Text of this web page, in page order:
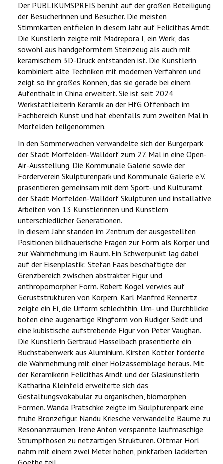
Der PUBLIKUMSPREIS beruht auf der großen Beteiligung
der Besucherinnen und Besucher. Die meisten
Stimmkarten entfielen in diesem Jahr auf Felicithas Arndt.
Die Künstlerin zeigte mit Madrepora I, ein Werk, das
sowohl aus handgeformtem Steinzeug als auch mit
keramischem 3D-Druck entstanden ist. Die Künstlerin
kombiniert alte Techniken mit modernen Verfahren und
zeigt so ihr großes Können, das sie gerade bei einem
Aufenthalt in China erweitert. Sie ist seit 2024
Werkstattleiterin Keramik an der HfG Offenbach im
Fachbereich Kunst und hat ebenfalls zum zweiten Mal in
Mörfelden teilgenommen.
In den Sommerwochen verwandelte sich der Bürgerpark
der Stadt Mörfelden-Walldorf zum 27. Mal in eine Open-
Air-Ausstellung. Die Kommunale Galerie sowie der
Förderverein Skulpturenpark und Kommunale Galerie e.V.
präsentieren gemeinsam mit dem Sport- und Kulturamt
der Stadt Mörfelden-Walldorf Skulpturen und installative
Arbeiten von 13 Künstlerinnen und Künstlern
unterschiedlicher Generationen.
In diesem Jahr standen im Zentrum der ausgestellten
Positionen bildhauerische Fragen zur Form als Körper und
zur Wahrnehmung im Raum. Ein Schwerpunkt lag dabei
auf der Eisenplastik: Stefan Faas beschäftigte der
Grenzbereich zwischen abstrakter Figur und
anthropomorpher Form. Robert Kögel verwies auf
Gerüststrukturen von Körpern. Karl Manfred Rennertz
zeigte ein Ei, die Urform schlechthin. Um- und Durchblicke
boten eine augenartige Ringform von Rüdiger Seidt und
eine kubistische aufstrebende Figur von Peter Vaughan.
Die Künstlerin Gertraud Hasselbach präsentierte ein
Buchstabenwerk aus Aluminium. Kirsten Kötter forderte
die Wahrnehmung mit einer Holzassemblage heraus. Mit
der Keramikerin Felicithas Arndt und der Glaskünstlerin
Katharina Kleinfeld erweiterte sich das
Gestaltungsvokabular zu organischen, biomorphen
Formen. Wanda Pratschke zeigte im Skulpturenpark eine
frühe Bronzefigur. Nandu Kriesche verwandelte Bäume zu
Resonanzräumen. Irene Anton verspannte laufmaschige
Strumpfhosen zu netzartigen Strukturen. Ottmar Hörl
nahm mit einem zwei Meter hohen, pinkfarben lackierten
Goethe teil.